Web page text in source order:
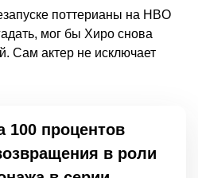
поттерианы на HBO
мог бы Хиро снова
Сам актер не исключает
процентов
в роли